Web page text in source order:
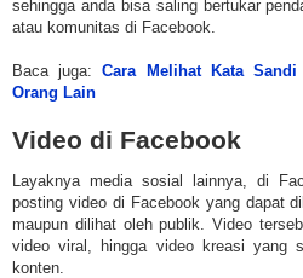
sehingga anda bisa saling bertukar
atau komunitas di Facebook.
Baca juga:Cara Melihat Kata
Orang Lain
Video di Facebook
Layaknya media sosial lainnya, di
posting video di Facebook yang dapat
maupun dilihat oleh publik. Video
video viral, hingga video kreasi yang
konten.